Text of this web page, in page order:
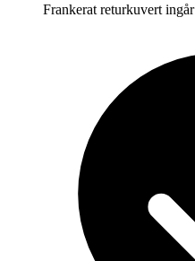
Frankerat returkuvert ingår